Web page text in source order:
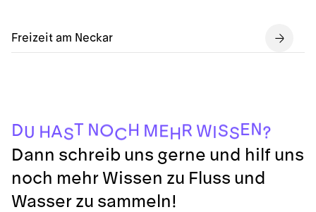
Freizeit am Neckar
DU HAS
T NOCH MEHR WISSEN?
Dann schreib uns gerne und hilf uns
noch mehr Wissen zu Fluss und
Wasser zu sammeln!